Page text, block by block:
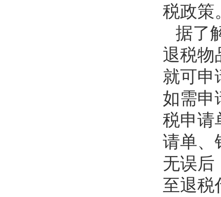
税政策
据了
退税物
就可申
如需申
税申请
请单、
无误后
至退税